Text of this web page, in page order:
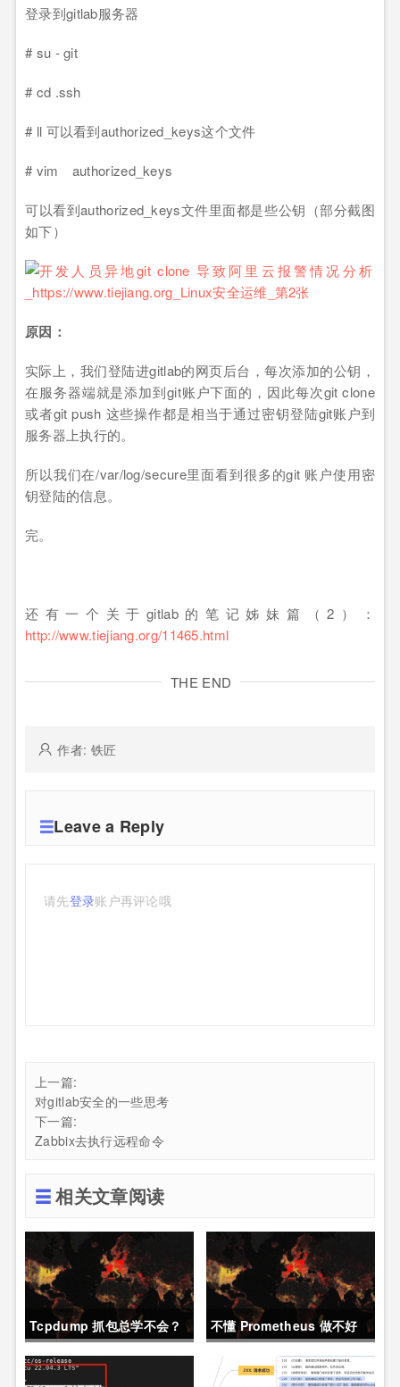
登录到gitlab服务器
# su - git
# cd .ssh
# ll 可以看到authorized_keys这个文件
# vim authorized_keys
可以看到authorized_keys文件里面都是些公钥（部分截图
如下）
原因：
实际上，我们登陆进gitlab的网页后台，每次添加的公钥，
在服务器端就是添加到git账户下面的，因此每次git clone
或者git push 这些操作都是相当于通过密钥登陆git账户到
服务器上执行的。
所以我们在/var/log/secure里面看到很多的git 账户使用密
钥登陆的信息。
完。
还有一个关于gitlab的笔记姊妹篇（2）：
http://www.tiejiang.org/11465.html
THE END
作者: 铁匠
Leave a Reply
请先登录账户再评论哦
上一篇:
对gitlab安全的一些思考
下一篇:
Zabbix去执行远程命令
相关文章阅读
Tcpdump 抓包总学不会？
这篇保姆级教程，今天可以
不懂 Prometheus 做不好
运维？那就来看这一篇干货